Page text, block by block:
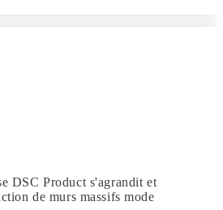
DSC Product s'agrandit et
de murs massifs mode